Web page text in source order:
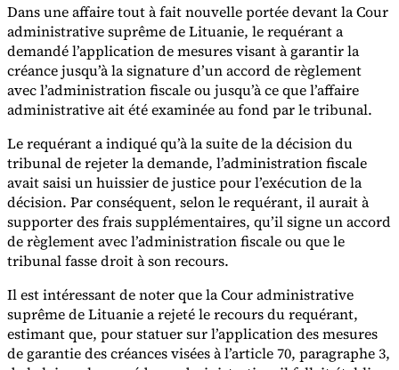
Dans une affaire tout à fait nouvelle portée devant la Cour
administrative suprême de Lituanie, le requérant a
demandé l’application de mesures visant à garantir la
créance jusqu’à la signature d’un accord de règlement
avec l’administration fiscale ou jusqu’à ce que l’affaire
administrative ait été examinée au fond par le tribunal.
Le requérant a indiqué qu’à la suite de la décision du
tribunal de rejeter la demande, l’administration fiscale
avait saisi un huissier de justice pour l’exécution de la
décision. Par conséquent, selon le requérant, il aurait à
supporter des frais supplémentaires, qu’il signe un accord
de règlement avec l’administration fiscale ou que le
tribunal fasse droit à son recours.
Il est intéressant de noter que la Cour administrative
suprême de Lituanie a rejeté le recours du requérant,
estimant que, pour statuer sur l’application des mesures
de garantie des créances visées à l’article 70, paragraphe 3,